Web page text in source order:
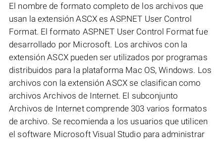
El nombre de formato completo de los archivos que
usan la extensión ASCX es ASP.NET User Control
Format. El formato ASP.NET User Control Format fue
desarrollado por Microsoft. Los archivos con la
extensión ASCX pueden ser utilizados por programas
distribuidos para la plataforma Mac OS, Windows. Los
archivos con la extensión ASCX se clasifican como
archivos Archivos de Internet. El subconjunto
Archivos de Internet comprende 303 varios formatos
de archivo. Se recomienda a los usuarios que utilicen
el software Microsoft Visual Studio para administrar